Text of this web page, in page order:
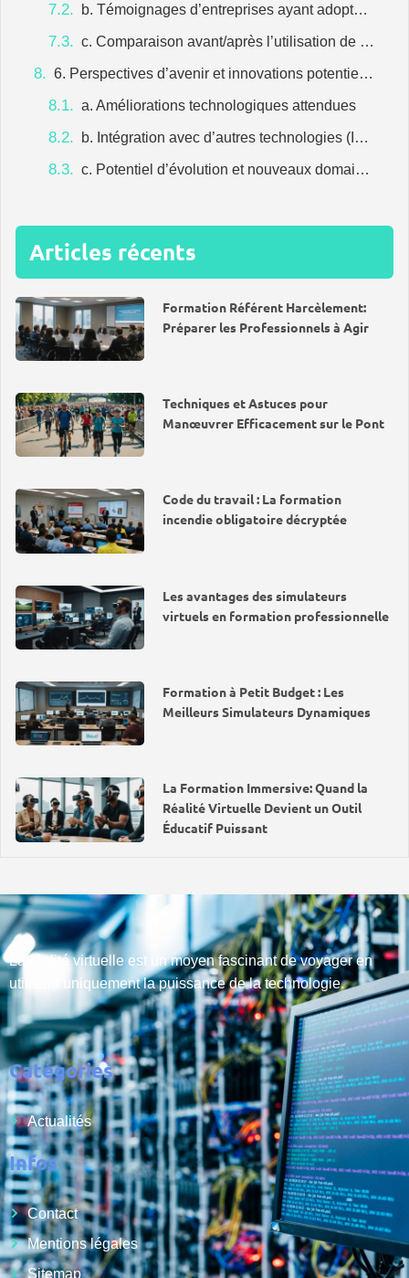
b. Témoignages d’entreprises ayant adopté la VR
c. Comparaison avant/après l’utilisation de la VR
6. Perspectives d’avenir et innovations potentielles
a. Améliorations technologiques attendues
b. Intégration avec d’autres technologies (IA, big data)
c. Potentiel d’évolution et nouveaux domaines d’application
Articles récents
Formation Référent Harcèlement:
Préparer les Professionnels à Agir
Techniques et Astuces pour
Manœuvrer Efficacement sur le Pont
Code du travail : La formation
incendie obligatoire décryptée
Les avantages des simulateurs
virtuels en formation professionnelle
Formation à Petit Budget : Les
Meilleurs Simulateurs Dynamiques
La Formation Immersive: Quand la
Réalité Virtuelle Devient un Outil
Éducatif Puissant
La réalité virtuelle est un moyen fascinant de voyager en
utilisant uniquement la puissance de la technologie.
Catégories
Actualités
Infos
Contact
Mentions légales
Sitemap